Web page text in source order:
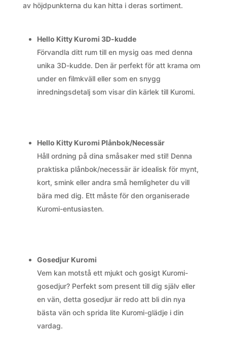
av höjdpunkterna du kan hitta i deras sortiment.
Hello Kitty Kuromi 3D-kudde
Förvandla ditt rum till en mysig oas med denna
unika 3D-kudde. Den är perfekt för att krama om
under en filmkväll eller som en snygg
inredningsdetalj som visar din kärlek till Kuromi.
Hello Kitty Kuromi Plånbok/Necessär
Håll ordning på dina småsaker med stil! Denna
praktiska plånbok/necessär är idealisk för mynt,
kort, smink eller andra små hemligheter du vill
bära med dig. Ett måste för den organiserade
Kuromi-entusiasten.
Gosedjur Kuromi
Vem kan motstå ett mjukt och gosigt Kuromi-
gosedjur? Perfekt som present till dig själv eller
en vän, detta gosedjur är redo att bli din nya
bästa vän och sprida lite Kuromi-glädje i din
vardag.